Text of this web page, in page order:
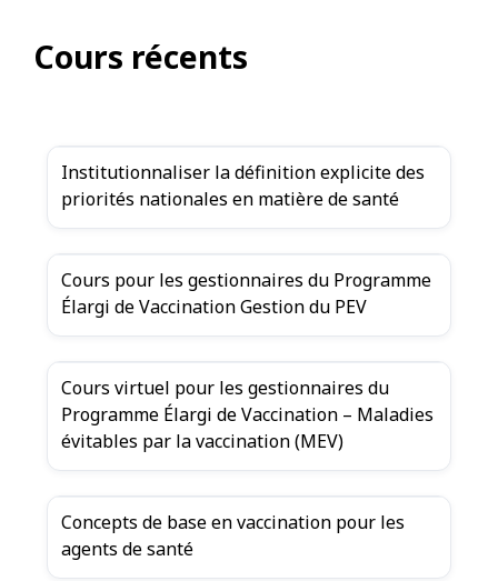
Cours récents
Institutionnaliser la définition explicite des
priorités nationales en matière de santé
Cours pour les gestionnaires du Programme
Élargi de Vaccination Gestion du PEV
Cours virtuel pour les gestionnaires du
Programme Élargi de Vaccination – Maladies
évitables par la vaccination (MEV)
Concepts de base en vaccination pour les
agents de santé